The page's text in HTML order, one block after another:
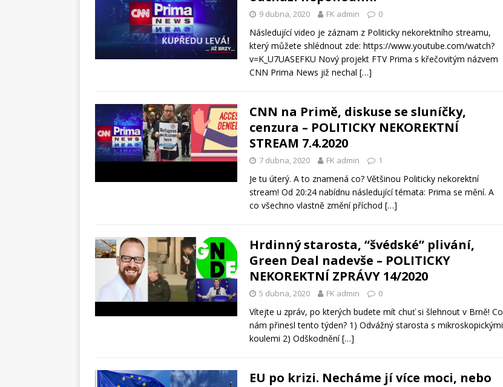
9 dubna, 2020 FK admin 0
Následující video je záznam z Politicky nekorektního streamu,
který můžete shlédnout zde: https://www.youtube.com/watch?
v=K_U7UASEFKU Nový projekt FTV Prima s křečovitým názvem
CNN Prima News již nechal […]
CNN na Primě, diskuse se sluníčky,
cenzura – POLITICKY NEKOREKTNÍ
STREAM 7.4.2020
7 dubna, 2020 FK admin 1
Je tu úterý. A to znamená co? Většinou Politicky nekorektní
stream! Od 20:24 nabídnu následující témata: Prima se mění. A
co všechno vlastně změní příchod […]
Hrdinný starosta, “švédské” plivání,
Green Deal nadevše – POLITICKY
NEKOREKTNÍ ZPRÁVY 14/2020
5 dubna, 2020 FK admin 0
Vítejte u zpráv, po kterých budete mít chuť si šlehnout v Brně! Co
nám přinesl tento týden? 1) Odvážný starosta s mikroskopickými
koulemi 2) Odškodnění[…]
EU po krizi. Necháme jí více moci, nebo